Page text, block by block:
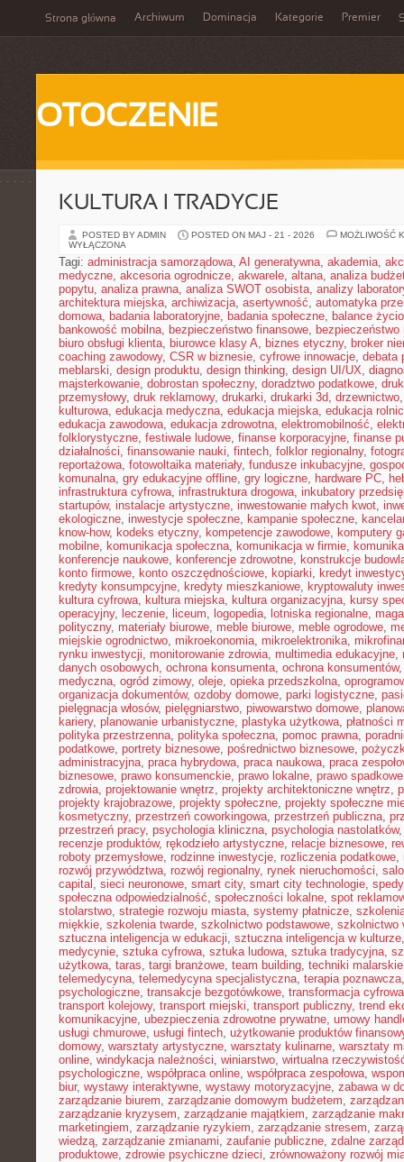
Strona główna Archiwum Dominacja Kategorie Premier
OTOCZENIE
KULTURA I TRADYCJE
POSTED BY ADMIN POSTED ON MAJ - 21 - 2026
MOŻLIWOŚĆ
WYŁĄCZONA
Tagi: administracja samorządowa, AI generatywna, akademia,
medyczne, akcesoria ogrodnicze, akwarele, altana, analiza
popytu, analiza prawna, analiza SWOT osobista, analizy
architektura miejska, archiwizacja, asertywność, automatyka
domowa, badania laboratoryjne, badania społeczne, balance
bankowość mobilna, bezpieczeństwo finansowe, bezpieczeństwo
biuro obsługi klienta, biurowce klasy A, biznes etyczny, broker
coaching zawodowy, CSR w biznesie, cyfrowe innowacje, debata
meblarski, design produktu, design thinking, design UI/UX,
majsterkowanie, dobrostan społeczny, doradztwo podatkowe,
przemysłowy, druk reklamowy, drukarki, drukarki 3d, drzewnictwo
kulturowa, edukacja medyczna, edukacja miejska, edukacja
edukacja zawodowa, edukacja zdrowotna, elektromobilność,
folklorystyczne, festiwale ludowe, finanse korporacyjne, finanse
działalności, finansowanie nauki, fintech, folklor regionalny,
reportażowa, fotowoltaika materiały, fundusze inkubacyjne,
komunalna, gry edukacyjne offline, gry logiczne, hardware PC,
infrastruktura cyfrowa, infrastruktura drogowa, inkubatory
startupów, instalacje artystyczne, inwestowanie małych kwot,
ekologiczne, inwestycje społeczne, kampanie społeczne,
know-how, kodeks etyczny, kompetencje zawodowe, komputery
mobilne, komunikacja społeczna, komunikacja w firmie,
konferencje naukowe, konferencje zdrowotne, konstrukcje
konto firmowe, konto oszczędnościowe, kopiarki, kredyt
kredyty konsumpcyjne, kredyty mieszkaniowe, kryptowaluty
kultura cyfrowa, kultura miejska, kultura organizacyjna, kursy
operacyjny, leczenie, liceum, logopedia, lotniska regionalne,
polityczny, materiały biurowe, meble biurowe, meble ogrodowe,
miejskie ogrodnictwo, mikroekonomia, mikroelektronika,
rynku inwestycji, monitorowanie zdrowia, multimedia edukacyjne,
danych osobowych, ochrona konsumenta, ochrona konsumentów
medyczna, ogród zimowy, oleje, opieka przedszkolna,
organizacja dokumentów, ozdoby domowe, parki logistyczne,
pielęgnacja włosów, pielęgniarstwo, piwowarstwo domowe,
kariery, planowanie urbanistyczne, plastyka użytkowa, płatności
polityka przestrzenna, polityka społeczna, pomoc prawna,
podatkowe, portrety biznesowe, pośrednictwo biznesowe,
administracyjna, praca hybrydowa, praca naukowa, praca
biznesowe, prawo konsumenckie, prawo lokalne, prawo spadkowe
zdrowia, projektowanie wnętrz, projekty architektoniczne wnętrz,
projekty krajobrazowe, projekty społeczne, projekty społeczne
kosmetyczny, przestrzeń coworkingowa, przestrzeń publiczna,
przestrzeń pracy, psychologia kliniczna, psychologia nastolatków
recenzje produktów, rękodzieło artystyczne, relacje biznesowe,
roboty przemysłowe, rodzinne inwestycje, rozliczenia podatkowe,
rozwój przywództwa, rozwój regionalny, rynek nieruchomości,
capital , sieci neuronowe, smart city, smart city technologie,
społeczna odpowiedzialność, społeczności lokalne, spot
stolarstwo, strategie rozwoju miasta, systemy płatnicze,
miękkie, szkolenia twarde, szkolnictwo podstawowe, szkolnictwo
sztuczna inteligencja w edukacji, sztuczna inteligencja w kulturze
medycynie, sztuka cyfrowa, sztuka ludowa, sztuka tradycyjna,
użytkowa, taras, targi branżowe, team building, techniki malarskie
telemedycyna, telemedycyna specjalistyczna, terapia poznawcza
psychologiczne, transakcje bezgotówkowe, transformacja cyfrowa
transport kolejowy, transport miejski, transport publiczny, trend
komunikacyjne, ubezpieczenia zdrowotne prywatne, umowy
usługi chmurowe, usługi fintech, użytkowanie produktów
domowy, warsztaty artystyczne, warsztaty kulinarne, warsztaty
online, windykacja należności, winiarstwo, wirtualna
psychologiczne, współpraca online, współpraca zespołowa,
biur, wystawy interaktywne, wystawy motoryzacyjne, zabawa w
zarządzanie biurem, zarządzanie domowym budżetem,
zarządzanie kryzysem, zarządzanie majątkiem, zarządzanie
marketingiem, zarządzanie ryzykiem, zarządzanie stresem,
wiedzą, zarządzanie zmianami, zaufanie publiczne, zdalne
produktowe, zdrowie psychiczne dzieci, zrównoważony rozwój